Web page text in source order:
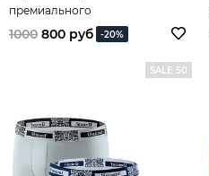
премиального
гипоаллергенного хлопка без
боковых швов
1000 800 руб -20%
SALE 50